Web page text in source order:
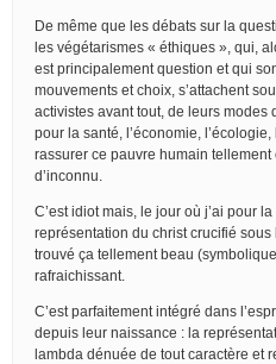
De même que les débats sur la
les végétarismes « éthiques », qui,
est principalement question et qui
mouvements et choix, s’attachent
activistes avant tout, de leurs
pour la santé, l’économie,
rassurer ce pauvre humain
d’inconnu.
C’est idiot mais, le jour où j’ai pour
représentation du christ crucifié sous
trouvé ça tellement beau
rafraichissant.
C’est parfaitement intégré dans
depuis leur naissance : la
lambda dénuée de tout caractère et